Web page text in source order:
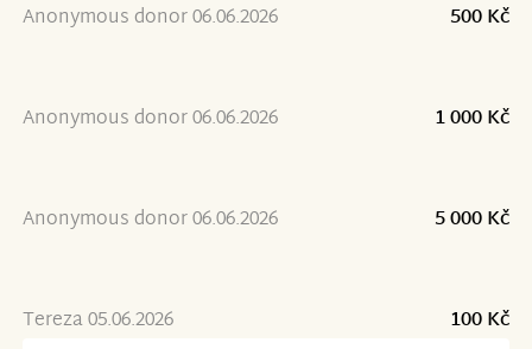
Anonymous donor 06.06.2026 500 Kč
Anonymous donor 06.06.2026 1 000 Kč
Anonymous donor 06.06.2026 5 000 Kč
Tereza 05.06.2026
100 Kč